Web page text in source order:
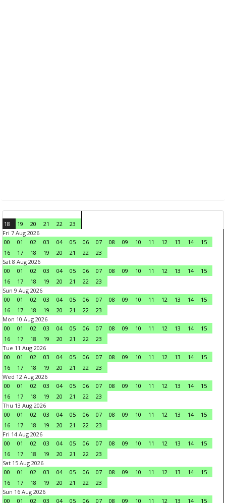
18 19 20 21 22
23
Fri 7 Aug 2026
00
01 02 03 04 05 06 07 08 09 10 11 12 13 14
15
16
17 18 19 20 21 22
23
Sat 8 Aug 2026
00
01 02 03 04 05 06 07 08 09 10 11 12 13 14
15
16
17 18 19 20 21 22
23
Sun 9 Aug 2026
00
01 02 03 04 05 06 07 08 09 10 11 12 13 14
15
16
17 18 19 20 21 22
23
Mon 10 Aug 2026
00
01 02 03 04 05 06 07 08 09 10 11 12 13 14
15
16
17 18 19 20 21 22
23
Tue 11 Aug 2026
00
01 02 03 04 05 06 07 08 09 10 11 12 13 14
15
16
17 18 19 20 21 22
23
Wed 12 Aug 2026
00
01 02 03 04 05 06 07 08 09 10 11 12 13 14
15
16
17 18 19 20 21 22
23
Thu 13 Aug 2026
00
01 02 03 04 05 06 07 08 09 10 11 12 13 14
15
16
17 18 19 20 21 22
23
Fri 14 Aug 2026
00
01 02 03 04 05 06 07 08 09 10 11 12 13 14
15
16
17 18 19 20 21 22
23
Sat 15 Aug 2026
00
01 02 03 04 05 06 07 08 09 10 11 12 13 14
15
16
17 18 19 20 21 22
23
Sun 16 Aug 2026
00
01 02 03 04 05 06 07 08 09 10 11 12 13 14 15